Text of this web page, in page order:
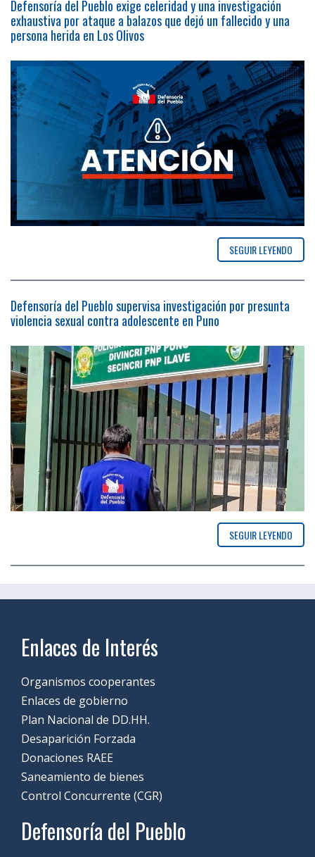
Defensoría del Pueblo exige celeridad y una investigación
exhaustiva por ataque a balazos que dejó un fallecido y una
persona herida en Los Olivos
SEGUIR LEYENDO
Defensoría del Pueblo supervisa investigación por presunta
violencia sexual contra adolescente en Puno
SEGUIR LEYENDO
Enlaces de Interés
Organismos cooperantes
Enlaces de gobierno
Plan Nacional de DD.HH.
Desaparición Forzada
Donaciones RAEE
Saneamiento de bienes
Control Concurrente (CGR)
Defensoría del Pueblo